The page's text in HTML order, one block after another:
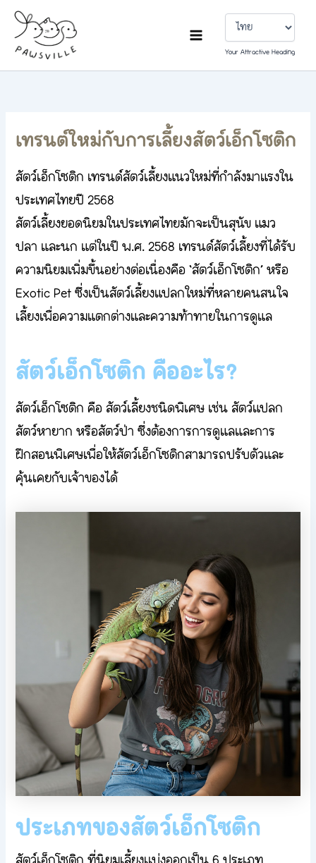
content
a
language
Your Attractive Heading
เทรนต์ใหม่กับการเลี้ยงสัตว์เอ็กโซติก
สัตว์เอ็กโซติก เทรนด์สัตว์เลี้ยงแนวใหม่ที่กำลังมาแรงใน
ประเทศไทยปี 2568
สัตว์เลี้ยงยอดนิยมในประเทศไทยมักจะเป็นสุนัข แมว
ปลา และนก แต่ในปี พ.ศ. 2568 เทรนด์สัตว์เลี้ยงที่ได้รับ
ความนิยมเพิ่มขึ้นอย่างต่อเนื่องคือ ‘สัตว์เอ็กโซติก’ หรือ
Exotic Pet ซึ่งเป็นสัตว์เลี้ยงแปลกใหม่ที่หลายคนสนใจ
เลี้ยงเพื่อความแตกต่างและความท้าทายในการดูแล
สัตว์เอ็กโซติก คืออะไร?
สัตว์เอ็กโซติก คือ สัตว์เลี้ยงชนิดพิเศษ เช่น สัตว์แปลก
สัตว์หายาก หรือสัตว์ป่า ซึ่งต้องการการดูแลและการ
ฝึกสอนพิเศษเพื่อให้สัตว์เอ็กโซติกสามารถปรับตัวและ
คุ้นเคยกับเจ้าของได้
ประเภทของสัตว์เอ็กโซติก